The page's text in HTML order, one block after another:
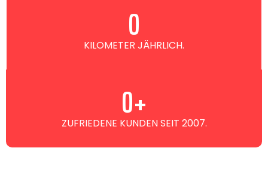
KILOMETER JÄHRLICH.
0
ZUFRIEDENE KUNDEN SEIT 2007.
0+